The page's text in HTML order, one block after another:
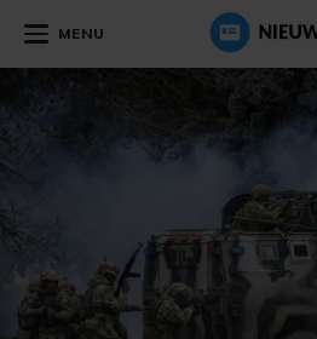
MENU